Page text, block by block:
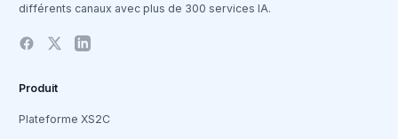
différents canaux avec plus de 300 services IA.
Produit
Plateforme XS2C